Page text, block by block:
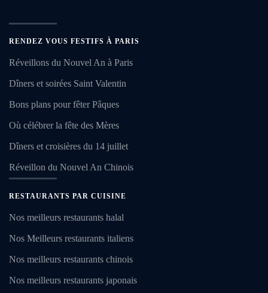
RENDEZ VOUS FESTIFS À PARIS
Réveillons du Nouvel An à Paris
Dîners et soirées Saint Valentin
Bons plans pour fêter Pâques
Où célébrer la fête des Mères
Dîners et croisières du 14 juillet
Réveillon du Nouvel An Chinois
RESTAURANTS PAR CUISINE
Nos meilleurs restaurants halal
Nos Meilleurs restaurants italiens
Nos meilleurs restaurants chinois
Nos meilleurs restaurants japonais